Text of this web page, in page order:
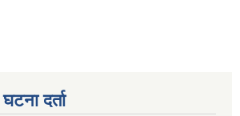
घटना दर्ता